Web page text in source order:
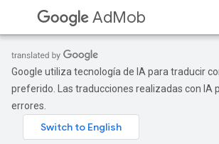
AdMob
Google utiliza tecnología de IA para traducir
preferido. Las traducciones realizadas con IA
errores.